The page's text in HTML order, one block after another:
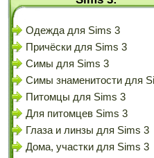
Одежда для Sims 3
Причёски для Sims 3
Симы для Sims 3
Симы знаменитости для
Питомцы для Sims 3
Для питомцев Sims 3
Глаза и линзы для Sims 3
Дома, участки для Sims 3